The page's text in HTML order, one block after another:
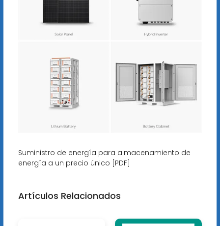
Suministro de energía para almacenamiento de
energía a un precio único [PDF]
Artículos Relacionados